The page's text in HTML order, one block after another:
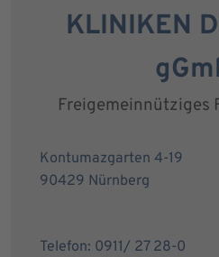
KLINIKEN
Freigemeinnütziges
Kontumazgarten 4-19
90429 Nürnberg
Telefon: 0911/ 27 28-0